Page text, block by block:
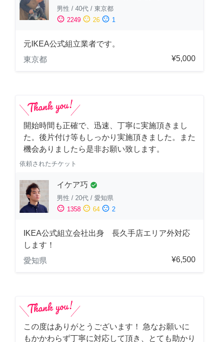
男性 / 40代 / 東京都
sentiment_satisfied 2249 sentiment_neutral 26 sentiment_dissatisfied 1
元IKEA公式組立業者です。
東京都
¥5,000
開始時間も正確で、迅速、丁寧に実施頂きまし
た。後片付け等もしっかり実施頂きました。また
機会ありましたら是非お願い致します。
依頼されたチケット
イケア巧 check_circle
男性 / 20代 / 愛知県
sentiment_satisfied 1358 sentiment_neutral 64 sentiment_dissatisfied 2
IKEA公式組立会社出身 長久手店エリア外対応
します！
愛知県
¥6,500
この度はありがとうございます！ 急なお願いに
もかかわらず丁寧に対応して頂き、とても助かり